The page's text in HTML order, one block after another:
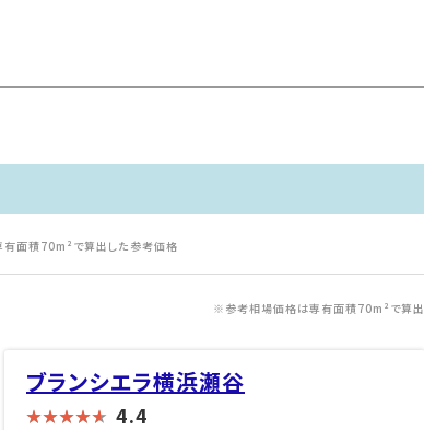
面積70m²で算出した参考価格
※参考相場価格は専有面積70m²で算出
ブランシエラ横浜瀬谷
4.4